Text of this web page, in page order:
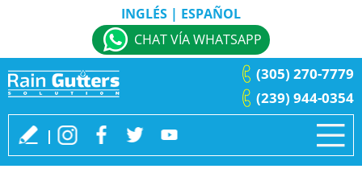
INGLÉS | ESPAÑOL
CHAT VÍA WHATSAPP
(239) 944-0354
(305) 270-7779